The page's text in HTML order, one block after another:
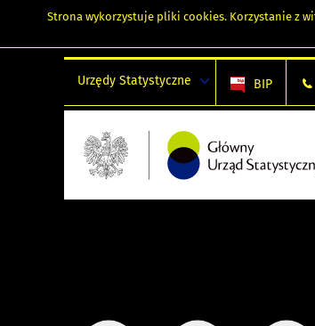
Strona wykorzystuje pliki cookies. Korzystanie z
Urzędy Statystyczne BIP